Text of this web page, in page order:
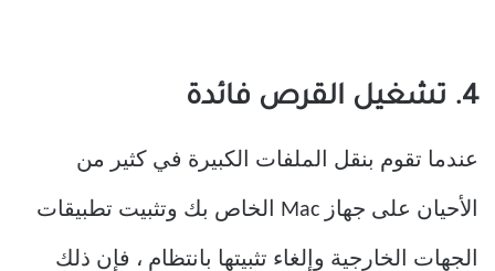
4. تشغيل القرص فائدة
عندما تقوم بنقل الملفات الكبيرة في كثير من
الأحيان على جهاز Mac الخاص بك وتثبيت تطبيقات
الجهات الخارجية وإلغاء تثبيتها بانتظام ، فإن ذلك